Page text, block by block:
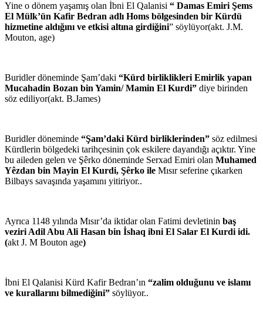
Yine o dönem yaşamış olan İbni El Qalanisi “ Damas Emiri Şems
El Mülk’ün Kafir Bedran adlı Homs bölgesinden bir Kürdü
hizmetine aldığını ve etkisi altına girdiğini” söylüyor(akt. J.M.
Mouton, age)
Buridler döneminde Şam’daki “Kürd birliklikleri Emirlik yapan
Mucahadin Bozan bin Yamin/ Mamin El Kurdi” diye birinden
söz ediliyor(akt. B.James)
Buridler döneminde “Şam’daki Kürd birliklerinden” söz edilmesi
Kürdlerin bölgedeki tarihçesinin çok eskilere dayandığı açıktır. Yine
bu aileden gelen ve Şêrko döneminde Serxad Emiri olan Muhamed
Yêzdan bin Mayin El Kurdi, Şêrko ile Mısır seferine çıkarken
Bilbays savaşında yaşamını yitiriyor..
Ayrıca 1148 yılında Mısır’da iktidar olan Fatimi devletinin baş
veziri Adil Abu Ali Hasan bin İshaq ibni El Salar El Kurdi idi.
(akt J. M Bouton age)
İbni El Qalanisi Kürd Kafir Bedran’ın “zalim olduğunu ve islamı
ve kurallarını bilmediğini” söylüyor..